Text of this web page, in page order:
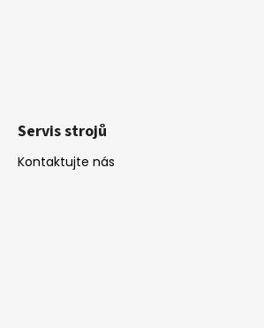
Servis strojů
Kontaktujte nás